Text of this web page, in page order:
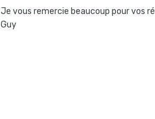
Je vous remercie beaucoup pour vos
Guy